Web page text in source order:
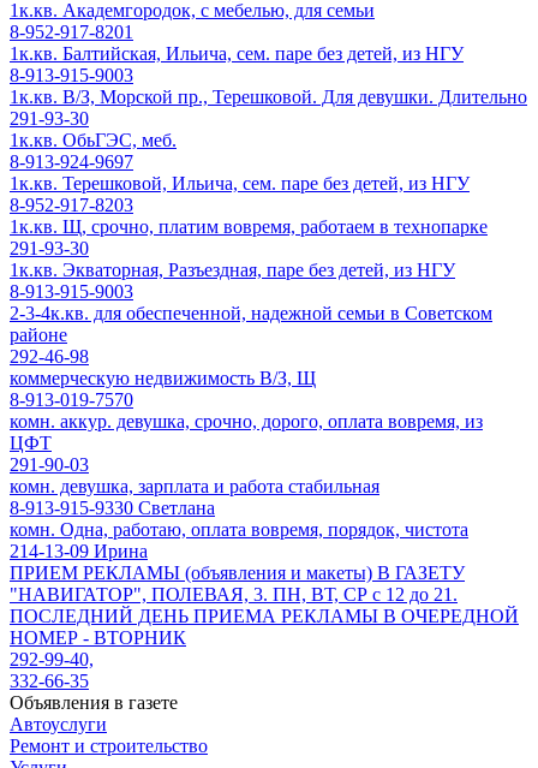
1к.кв. Академгородок, с мебелью, для семьи
8-952-917-8201
1к.кв. Балтийская, Ильича, сем. паре без детей, из НГУ
8-913-915-9003
1к.кв. В/З, Морской пр., Терешковой. Для девушки. Длительно
291-93-30
1к.кв. ОбьГЭС, меб.
8-913-924-9697
1к.кв. Терешковой, Ильича, сем. паре без детей, из НГУ
8-952-917-8203
1к.кв. Щ, срочно, платим вовремя, работаем в технопарке
291-93-30
1к.кв. Экваторная, Разъездная, паре без детей, из НГУ
8-913-915-9003
2-3-4к.кв. для обеспеченной, надежной семьи в Советском
районе
292-46-98
коммерческую недвижимость В/З, Щ
8-913-019-7570
комн. аккур. девушка, срочно, дорого, оплата вовремя, из
ЦФТ
291-90-03
комн. девушка, зарплата и работа стабильная
8-913-915-9330 Светлана
комн. Одна, работаю, оплата вовремя, порядок, чистота
214-13-09 Ирина
ПРИЕМ РЕКЛАМЫ (объявления и макеты) В ГАЗЕТУ
"НАВИГАТОР", ПОЛЕВАЯ, 3. ПН, ВТ, СР с 12 до 21.
ПОСЛЕДНИЙ ДЕНЬ ПРИЕМА РЕКЛАМЫ В ОЧЕРЕДНОЙ
НОМЕР - ВТОРНИК
292-99-40,
332-66-35
Объявления в газете
Автоуслуги
Ремонт и строительство